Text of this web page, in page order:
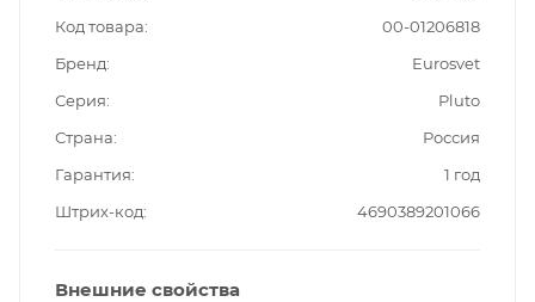
Код товара
00-01206818
Бренд
Eurosvet
Серия
Pluto
Страна
Россия
Гарантия
1 год
Штрих-код
4690389201066
Внешние свойства